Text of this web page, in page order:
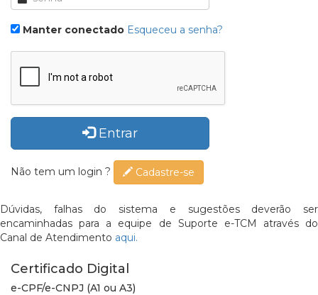
Manter conectado Esqueceu a senha?
Entrar
Não tem um login ? Cadastre-se
Dúvidas, falhas do sistema e sugestões deverão ser
encaminhadas para a equipe de Suporte e-TCM através do
Canal de Atendimento aqui.
Certificado Digital
e-CPF/e-CNPJ (A1 ou A3)